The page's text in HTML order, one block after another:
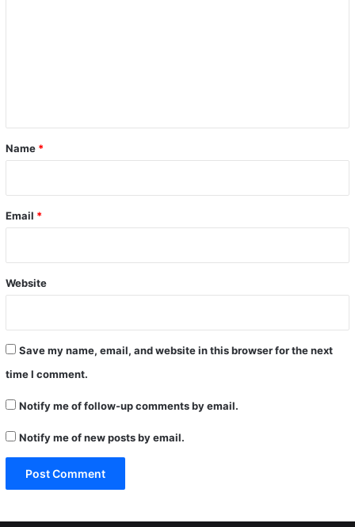
*
Name *
Email *
Website
Save my name, email, and website in this browser for the next
time I comment.
Notify me of follow-up comments by email.
Notify me of new posts by email.